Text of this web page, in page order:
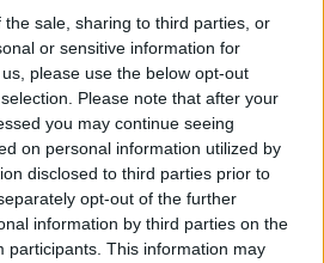
sale, sharing to third parties, or
or sensitive information for
please use the below opt-out
Please note that after your
you may continue seeing
on personal information utilized by
disclosed to third parties prior to
opt-out of the further
information by third parties on the
participants. This information may
rátermett állami
Azt a fontos
a cikk, hogy ugyan a
és a húszik mind
de nyitott
konfliktus esetén
e.